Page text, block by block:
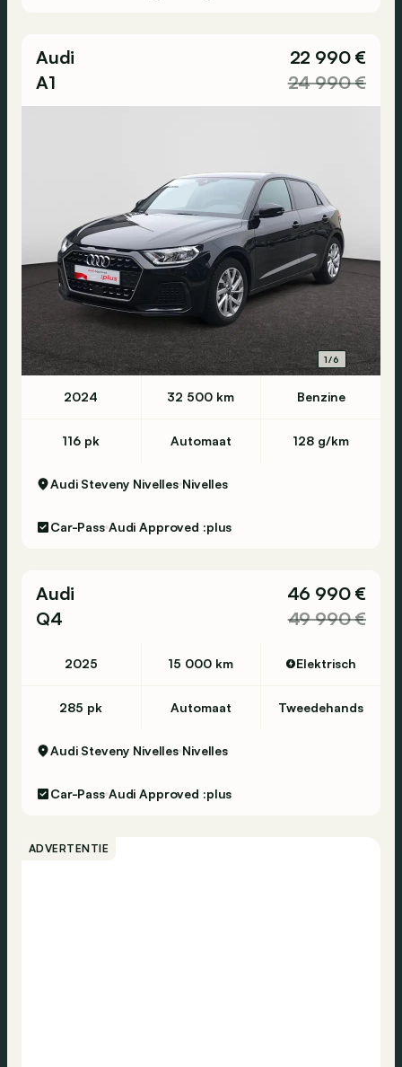
Audi
A1
22 990 €
24 990 €
1/6
2024 32 500 km Benzine
116 pk Automaat 128 g/km
Audi Steveny Nivelles Nivelles
Car-Pass Audi Approved :plus
Audi
Q4
46 990 €
49 990 €
2025 15 000 km Elektrisch
285 pk Automaat Tweedehands
Audi Steveny Nivelles Nivelles
Car-Pass Audi Approved :plus
ADVERTENTIE